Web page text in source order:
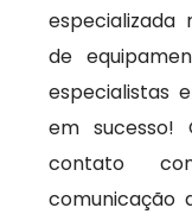
de
especialistas
em sucesso!
contato
comunicação